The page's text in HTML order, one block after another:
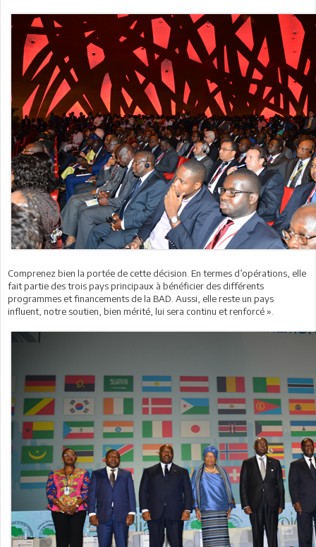
Comprenez bien la portée de cette décision. En termes d’opérations, elle
fait partie des trois pays principaux à bénéficier des différents
programmes et financements de la BAD. Aussi, elle reste un pays
influent, notre soutien, bien mérité, lui sera continu et renforcé ».